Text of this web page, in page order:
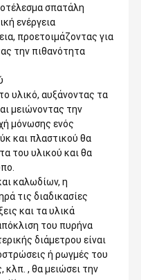
σπατάλη
ενέργεια
προετοιμάζοντας για
την πιθανότητα
υλικό, αυξάνοντας τα
μειώνοντας την
μόνωσης ενός
και πλαστικού θα
του υλικού και θα
καλωδίων, η
τις διαδικασίες
και τα υλικά
του πυρήνα
διάμετρου είναι
ή ρωγμές του
κλπ. , θα μειώσει την